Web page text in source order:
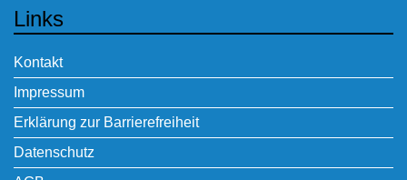
Links
Kontakt
Impressum
Erklärung zur Barrierefreiheit
Datenschutz